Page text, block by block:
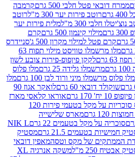
חלבי 500 גרם
קרמבה
פירות יער 300 מ"ל
רוטב
מ"ל
מלית פירות יער
קינמון 500 גרם
קרם
למילוי מקרון 500 ג'
סניידרס
מלו מרשמלו טוויסט מילוי תפוח 63
לקקן פיןפופ-פירות צובע לשון
גלידה 25 גרם
מלו פלוס
מיני ורוד לבן 100 גרם
מלו
60 גרם
לואקר אגוז 90
אוראו קלאסי מארז
לוקיטוס סוכריות על מקל בטעמי פירות 120
מארס שלישייה
מקל בטעמים 22 גרם
NIK L
21.5 גרם
מסטיק
של מקס וטסהמאפין דובאי
משקה אנרגיה XL